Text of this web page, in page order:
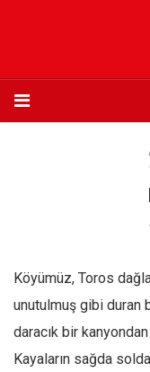
Eksik sayıların
Sosyal Medya
Köyümüz, Toros
unutulmuş gibi duran
daracık bir
Kayaların sağda